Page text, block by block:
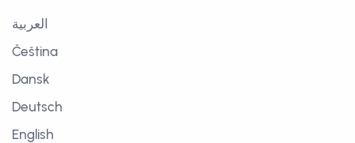
العربية
Čeština
Dansk
Deutsch
English